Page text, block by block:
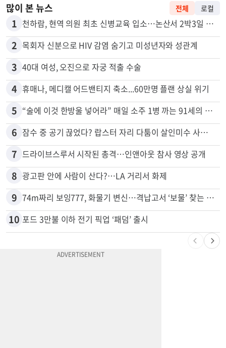
많이 본 뉴스 전체 로컬
1 천하람, 현역 의원 최초 신병교육 입소…논산서 2박3일 생활
2 목회자 신분으로 HIV 감염 숨기고 미성년자와 성관계
3 40대 여성, 오진으로 자궁 적출 수술
4 휴매나, 메디캘 어드밴티지 축소...60만명 플랜 상실 위기
5 “술에 이것 한방울 넣어라” 매일 소주 1병 까는 91세의 철칙
6 잠수 중 공기 끊었다? 랍스터 자리 다툼이 살인미수 사건으로
7 드라이브스루서 시작된 총격…인앤아웃 참사 영상 공개
8 광고판 안에 사람이 산다?…LA 거리서 화제
9 74m짜리 보잉777, 화물기 변신…격납고서 ‘보물’ 찾는 인천공항
10 포드 3만불 이하 전기 픽업 ‘패덤’ 출시